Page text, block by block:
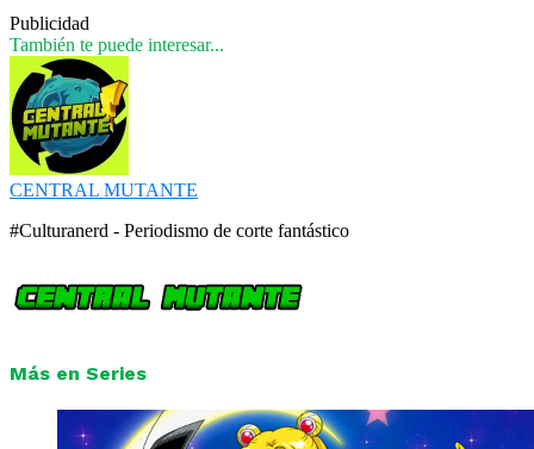
Publicidad
También te puede interesar...
CENTRAL MUTANTE
#Culturanerd - Periodismo de corte fantástico
Más en Series